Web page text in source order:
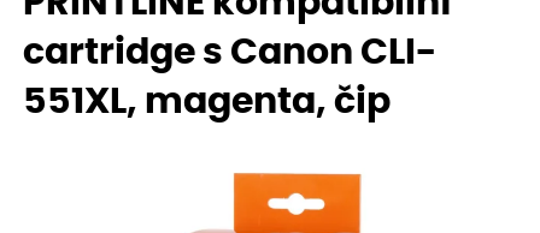
cartridge s Canon CLI-
551XL, magenta, čip